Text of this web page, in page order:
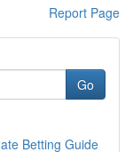
Report Page
Go
Betting Guide